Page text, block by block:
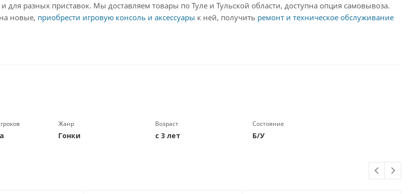
для разных приставок. Мы доставляем товары по Туле и Тульской области, доступна опция самовывоза.
новые, приобрести игровую консоль и аксессуары к ней, получить ремонт и техническое обслуживание
Жанр
Гонки
Возраст
с 3 лет
Состояние
Б/У